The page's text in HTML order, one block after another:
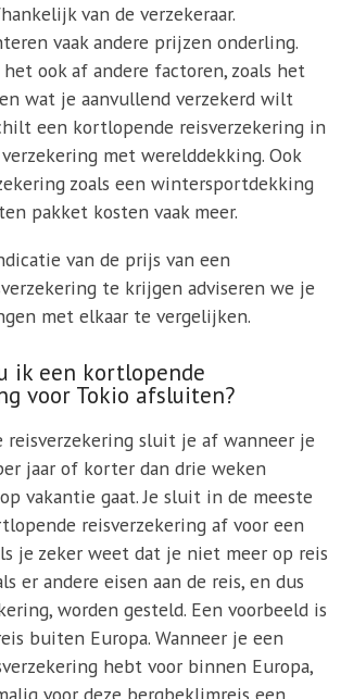
van de verzekeraar.
vaak andere prijzen onderling.
ook af andere factoren, zoals het
wat je aanvullend verzekerd wilt
een kortlopende reisverzekering in
met werelddekking. Ook
zoals een wintersportdekking
pakket kosten vaak meer.
van de prijs van een
te krijgen adviseren we je
met elkaar te vergelijken.
ik een kortlopende
voor Tokio afsluiten?
reisverzekering sluit je af wanneer je
jaar of korter dan drie weken
vakantie gaat. Je sluit in de meeste
reisverzekering af voor een
je zeker weet dat je niet meer op reis
er andere eisen aan de reis, en dus
worden gesteld. Een voorbeeld is
buiten Europa. Wanneer je een
hebt voor binnen Europa,
voor deze bergbeklimreis een